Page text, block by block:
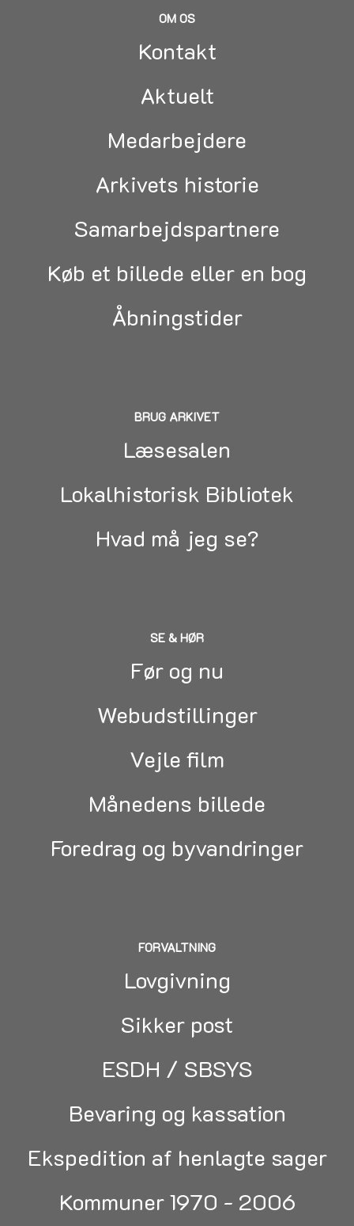
OM OS
Kontakt
Aktuelt
Medarbejdere
Arkivets historie
Samarbejdspartnere
Køb et billede eller en bog
Åbningstider
BRUG ARKIVET
Læsesalen
Lokalhistorisk Bibliotek
Hvad må jeg se?
SE & HØR
Før og nu
Webudstillinger
Vejle film
Månedens billede
Foredrag og byvandringer
FORVALTNING
Lovgivning
Sikker post
ESDH / SBSYS
Bevaring og kassation
Ekspedition af henlagte sager
Kommuner 1970 - 2006